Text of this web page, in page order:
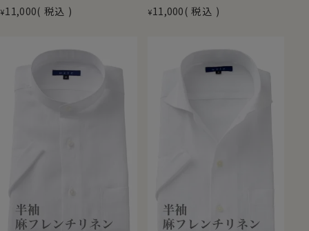
¥11,000 税込 ¥11,000 税込